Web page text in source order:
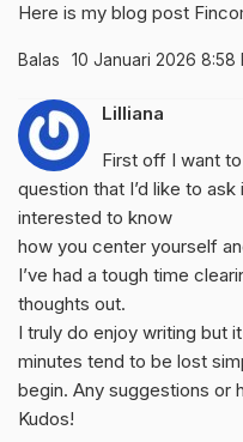
Here is my blog post
Balas 10 Januari 2026 8:58
Lilliana
First off I want
question that I’d like to
interested to know
how you center yourself
I’ve had a tough time
thoughts out.
I truly do enjoy writing but
minutes tend to be lost
begin. Any suggestions or
Kudos!